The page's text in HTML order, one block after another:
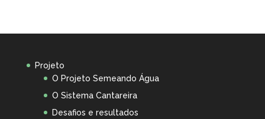
Projeto
O Projeto Semeando Água
O Sistema Cantareira
Desafios e resultados